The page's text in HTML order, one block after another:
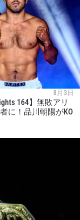
8月3日
164】無敗アリ
に！品川朝陽がKO